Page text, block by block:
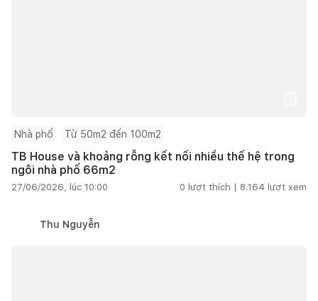
Nhà phố Từ 50m2 đến 100m2
TB House và khoảng rỗng kết nối nhiều thế hệ trong
ngôi nhà phố 66m2
27/06/2026, lúc 10:00 0 lượt thích | 8.164 lượt xem
Thu Nguyễn